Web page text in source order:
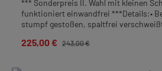
*** Sonderpreis II. Wahl mit kleinen
funktioniert einwandfrei ***Details:•
stumpf gestoßen, spaltfrei
Quetschhahn• Auslauf: Quetschhahn 1
Verkaufspreis:
225,00 € Regulärer Preis:
243,00 €